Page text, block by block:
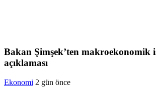
Bakan Şimşek’ten makroekonomik
açıklaması
Ekonomi 2 gün önce